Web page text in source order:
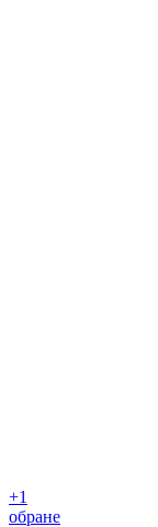
+1
обране